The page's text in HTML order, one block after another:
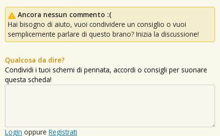
Ancora nessun commento :(
Hai bisogno di aiuto, vuoi condividere un consiglio o vuoi
semplicemente parlare di questo brano? Inizia la discussione!
Qualcosa da dire?
Condividi i tuoi schemi di pennata, accordi o consigli per suonare
questa scheda!
Login oppure Registrati